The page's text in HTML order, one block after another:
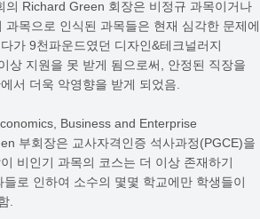
의 Richard Green 회장은 비정규 과목이거나
과목으로 인식된 과목들은 현재 심각한 문제에
가 9천파운드였던 디자인&테크널러지
상 지원을 못 받게 됨으로써, 안정된 직장을
서 더욱 악영향을 받게 되었음.
Business and Enterprise
부회장은 교사자격인증 석사과정(PGCE)을
비인기 과목의 코스는 더 이상 존재하기
로 인하여 소수의 몇몇 학교에만 학생들이
.